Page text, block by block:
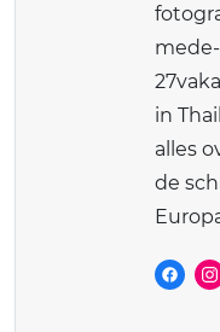
in
alles
de